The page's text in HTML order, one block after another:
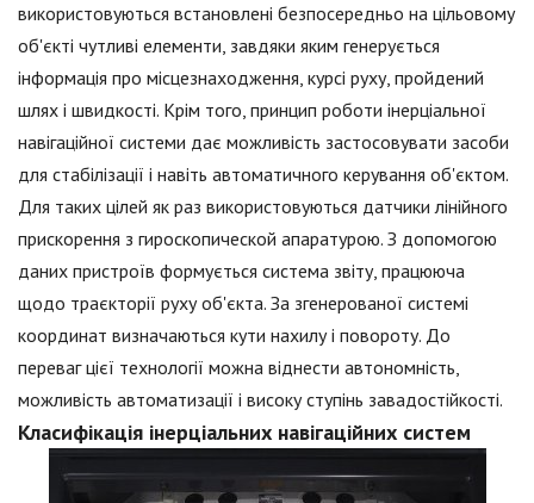
використовуються встановлені безпосередньо на цільовому
об'єкті чутливі елементи, завдяки яким генерується
інформація про місцезнаходження, курсі руху, пройдений
шлях і швидкості. Крім того, принцип роботи інерціальної
навігаційної системи дає можливість застосовувати засоби
для стабілізації і навіть автоматичного керування об'єктом.
Для таких цілей як раз використовуються датчики лінійного
прискорення з гироскопической апаратурою. З допомогою
даних пристроїв формується система звіту, працююча
щодо траєкторії руху об'єкта. За згенерованої системі
координат визначаються кути нахилу і повороту. До
переваг цієї технології можна віднести автономність,
можливість автоматизації і високу ступінь завадостійкості.
Класифікація інерціальних навігаційних систем